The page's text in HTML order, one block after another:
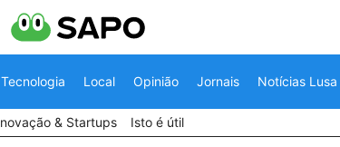
Tecnologia Local Opinião Jornais Notícias Lusa
& Startups Isto é útil